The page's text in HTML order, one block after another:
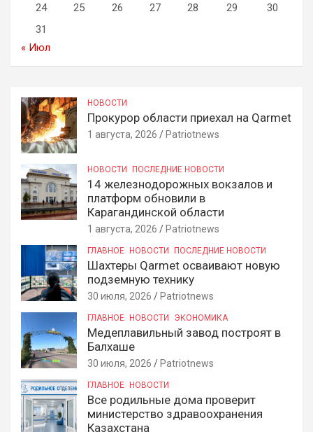
24
25 26 27 28 29
30
31
« Июл
НОВОСТИ
Прокурор области приехал на Qarmet
1 августа, 2026 Patriotnews
НОВОСТИ ПОСЛЕДНИЕ НОВОСТИ
14 железнодорожных вокзалов и
платформ обновили в
Карагандинской области
1 августа, 2026 Patriotnews
ГЛАВНОЕ НОВОСТИ ПОСЛЕДНИЕ НОВОСТИ
Шахтеры Qarmet осваивают новую
подземную технику
30 июля, 2026 Patriotnews
ГЛАВНОЕ НОВОСТИ ЭКОНОМИКА
Медеплавильный завод построят в
Балхаше
30 июля, 2026 Patriotnews
ГЛАВНОЕ НОВОСТИ
Все родильные дома проверит
министерство здравоохранения
Казахстана